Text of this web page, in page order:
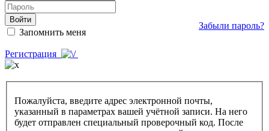
Войти
Запомнить меня
Забыли пароль?
Регистрация
Пожалуйста, введите адрес электронной почты,
указанный в параметрах вашей учётной записи. На него
будет отправлен специальный проверочный код. После